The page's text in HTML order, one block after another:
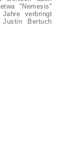
"Nemesis"
verbringt
Justin Bertuch